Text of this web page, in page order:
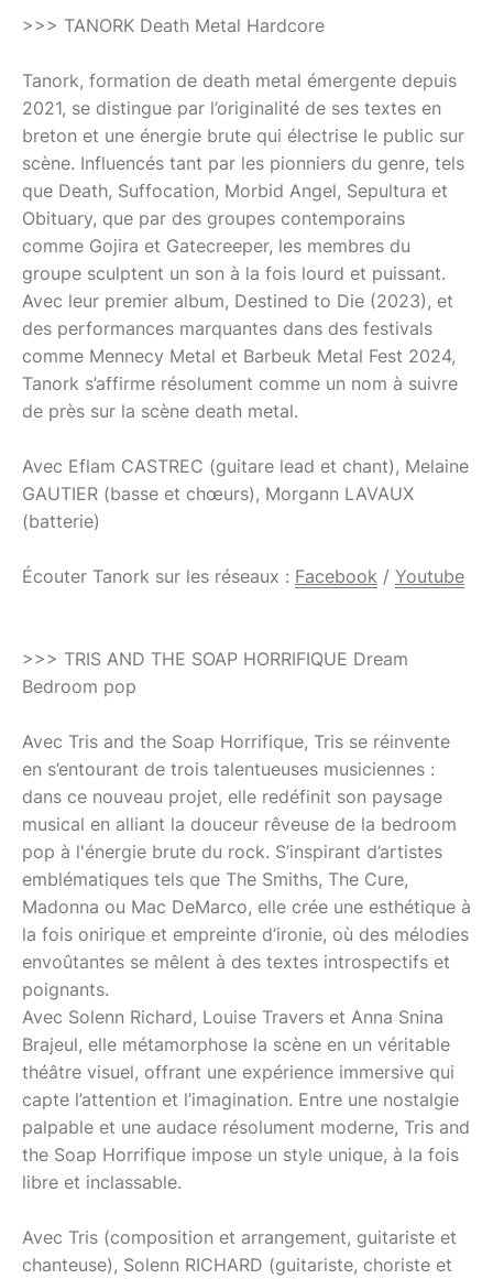
>>> TANORK Death Metal Hardcore
Tanork, formation de death metal émergente depuis
2021, se distingue par l’originalité de ses textes en
breton et une énergie brute qui électrise le public sur
scène. Influencés tant par les pionniers du genre, tels
que Death, Suffocation, Morbid Angel, Sepultura et
Obituary, que par des groupes contemporains
comme Gojira et Gatecreeper, les membres du
groupe sculptent un son à la fois lourd et puissant.
Avec leur premier album, Destined to Die (2023), et
des performances marquantes dans des festivals
comme Mennecy Metal et Barbeuk Metal Fest 2024,
Tanork s’affirme résolument comme un nom à suivre
de près sur la scène death metal.
Avec Eflam CASTREC (guitare lead et chant), Melaine
GAUTIER (basse et chœurs), Morgann LAVAUX
(batterie)
Écouter Tanork sur les réseaux : Facebook / Youtube
>>> TRIS AND THE SOAP HORRIFIQUE Dream
Bedroom pop
Avec Tris and the Soap Horrifique, Tris se réinvente
en s’entourant de trois talentueuses musiciennes :
dans ce nouveau projet, elle redéfinit son paysage
musical en alliant la douceur rêveuse de la bedroom
pop à l'énergie brute du rock. S’inspirant d’artistes
emblématiques tels que The Smiths, The Cure,
Madonna ou Mac DeMarco, elle crée une esthétique à
la fois onirique et empreinte d’ironie, où des mélodies
envoûtantes se mêlent à des textes introspectifs et
poignants.
Avec Solenn Richard, Louise Travers et Anna Snina
Brajeul, elle métamorphose la scène en un véritable
théâtre visuel, offrant une expérience immersive qui
capte l’attention et l’imagination. Entre une nostalgie
palpable et une audace résolument moderne, Tris and
the Soap Horrifique impose un style unique, à la fois
libre et inclassable.
Avec Tris (composition et arrangement, guitariste et
chanteuse), Solenn RICHARD (guitariste, choriste et